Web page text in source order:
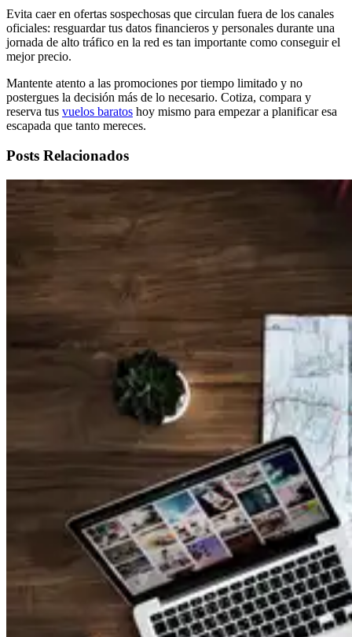
Evita caer en ofertas sospechosas que circulan fuera de los canales
oficiales: resguardar tus datos financieros y personales durante una
jornada de alto tráfico en la red es tan importante como conseguir el
mejor precio.
Mantente atento a las promociones por tiempo limitado y no
postergues la decisión más de lo necesario. Cotiza, compara y
reserva tus vuelos baratos hoy mismo para empezar a planificar esa
escapada que tanto mereces.
Posts Relacionados